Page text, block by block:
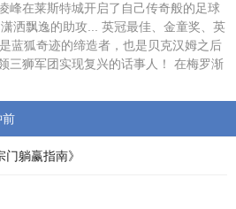
峰在莱斯特城开启了自己传奇般的足球
洒飘逸的助攻... 英冠最佳、金童奖、英
蓝狐奇迹的缔造者，也是贝克汉姆之后
三狮军团实现复兴的话事人！ 在梅罗渐
前
躺赢指南》